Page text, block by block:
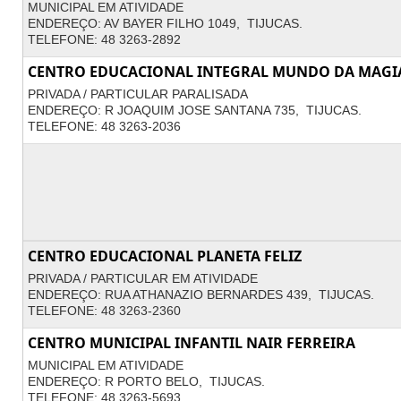
MUNICIPAL EM ATIVIDADE
ENDEREÇO: AV BAYER FILHO 1049, TIJUCAS.
TELEFONE: 48 3263-2892
CENTRO EDUCACIONAL INTEGRAL MUNDO DA
PRIVADA / PARTICULAR PARALISADA
ENDEREÇO: R JOAQUIM JOSE SANTANA 735, TIJUCAS.
TELEFONE: 48 3263-2036
CENTRO EDUCACIONAL PLANETA FELIZ
PRIVADA / PARTICULAR EM ATIVIDADE
ENDEREÇO: RUA ATHANAZIO BERNARDES 439, TIJUCAS.
TELEFONE: 48 3263-2360
CENTRO MUNICIPAL INFANTIL NAIR FERREIRA
MUNICIPAL EM ATIVIDADE
ENDEREÇO: R PORTO BELO, TIJUCAS.
TELEFONE: 48 3263-5693